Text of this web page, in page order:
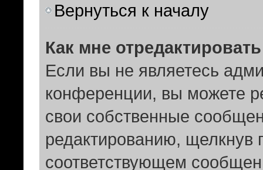
Вернуться к началу
Как мне
Если вы не являетесь
конференции, вы можете
свои собственные
редактированию, щелкнув
соответствующем